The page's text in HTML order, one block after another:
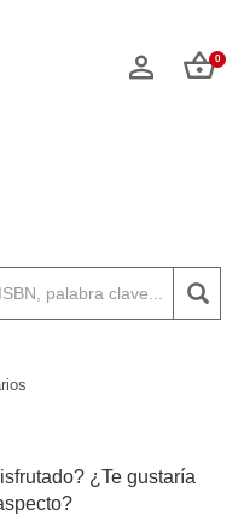
0
¿Te gustaría